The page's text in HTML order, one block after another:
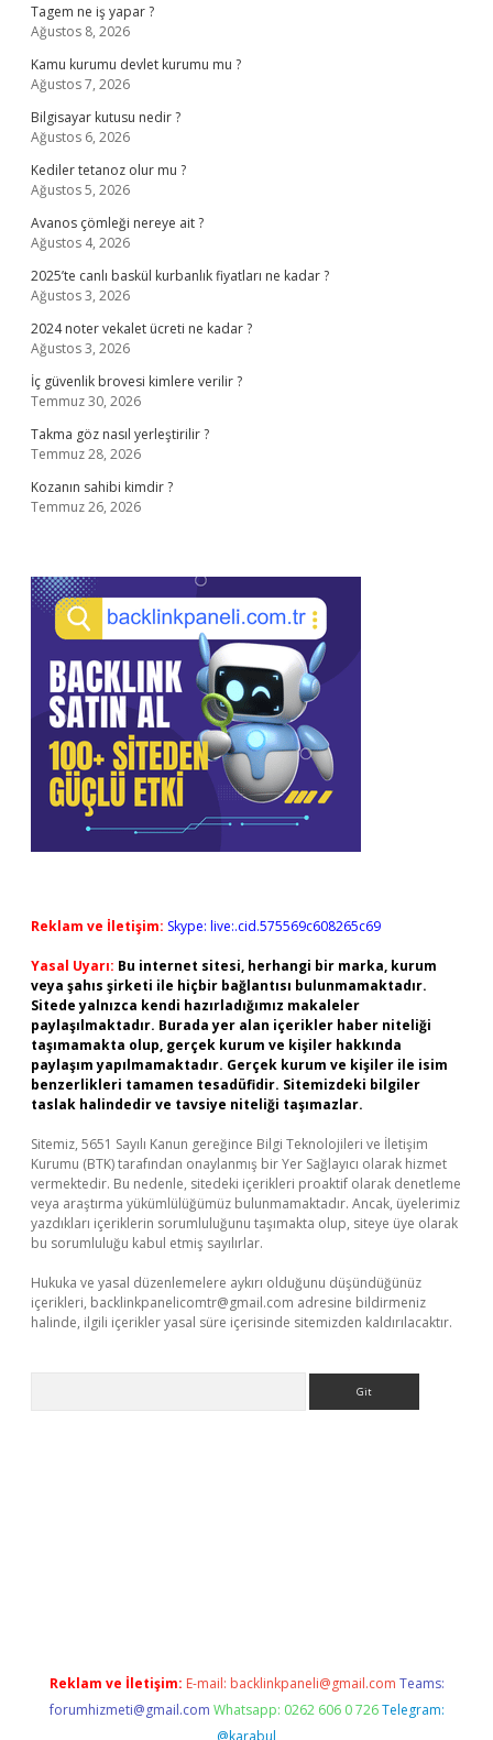
Tagem ne iş yapar ?
Ağustos 8, 2026
Kamu kurumu devlet kurumu mu ?
Ağustos 7, 2026
Bilgisayar kutusu nedir ?
Ağustos 6, 2026
Kediler tetanoz olur mu ?
Ağustos 5, 2026
Avanos çömleği nereye ait ?
Ağustos 4, 2026
2025’te canlı baskül kurbanlık fiyatları ne kadar ?
Ağustos 3, 2026
2024 noter vekalet ücreti ne kadar ?
Ağustos 3, 2026
İç güvenlik brovesi kimlere verilir ?
Temmuz 30, 2026
Takma göz nasıl yerleştirilir ?
Temmuz 28, 2026
Kozanın sahibi kimdir ?
Temmuz 26, 2026
Reklam ve İletişim: Skype: live:.cid.575569c608265c69
Yasal Uyarı: Bu internet sitesi, herhangi bir marka, kurum
veya şahıs şirketi ile hiçbir bağlantısı bulunmamaktadır.
Sitede yalnızca kendi hazırladığımız makaleler
paylaşılmaktadır. Burada yer alan içerikler haber niteliği
taşımamakta olup, gerçek kurum ve kişiler hakkında
paylaşım yapılmamaktadır. Gerçek kurum ve kişiler ile isim
benzerlikleri tamamen tesadüfidir. Sitemizdeki bilgiler
taslak halindedir ve tavsiye niteliği taşımazlar.
Sitemiz, 5651 Sayılı Kanun gereğince Bilgi Teknolojileri ve İletişim
Kurumu (BTK) tarafından onaylanmış bir Yer Sağlayıcı olarak hizmet
vermektedir. Bu nedenle, sitedeki içerikleri proaktif olarak denetleme
veya araştırma yükümlülüğümüz bulunmamaktadır. Ancak, üyelerimiz
yazdıkları içeriklerin sorumluluğunu taşımakta olup, siteye üye olarak
bu sorumluluğu kabul etmiş sayılırlar.
Hukuka ve yasal düzenlemelere aykırı olduğunu düşündüğünüz
içerikleri, backlinkpanelicomtr@gmail.com adresine bildirmeniz
halinde, ilgili içerikler yasal süre içerisinde sitemizden kaldırılacaktır.
Reklam ve İletişim: E-mail: backlinkpaneli@gmail.com Teams:
forumhizmeti@gmail.com Whatsapp: 0262 606 0 726 Telegram:
@karabul